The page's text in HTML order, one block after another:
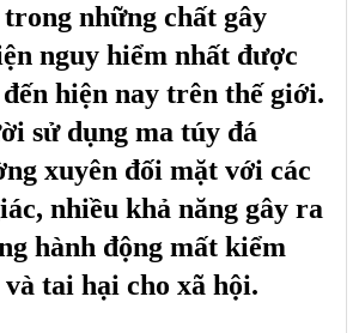
những chất gây
nguy hiểm nhất được
hiện nay trên thế giới.
sử dụng ma túy đá
xuyên đối mặt với các
nhiều khả năng gây ra
hành động mất kiểm
và tai hại cho xã hội.